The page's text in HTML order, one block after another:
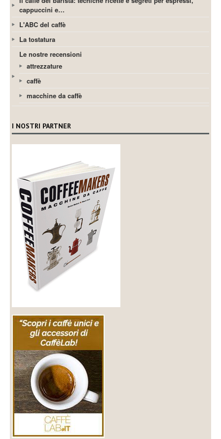
cappuccini e…
L'ABC del caffè
La tostatura
Le nostre recensioni
attrezzature
caffè
macchine da caffè
I NOSTRI PARTNER